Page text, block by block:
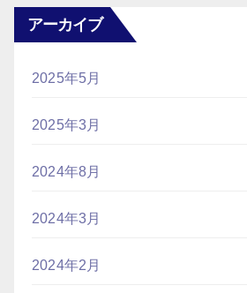
アーカイブ
2025年5月
2025年3月
2024年8月
2024年3月
2024年2月